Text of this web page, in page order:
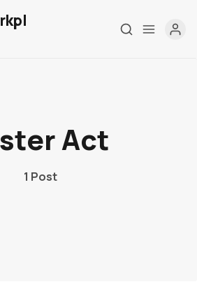
Meine Firma
London Barrierefrei
Act
1 Post